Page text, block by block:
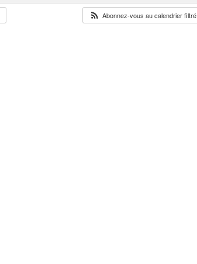
Abonnez-vous au calendrier filtré